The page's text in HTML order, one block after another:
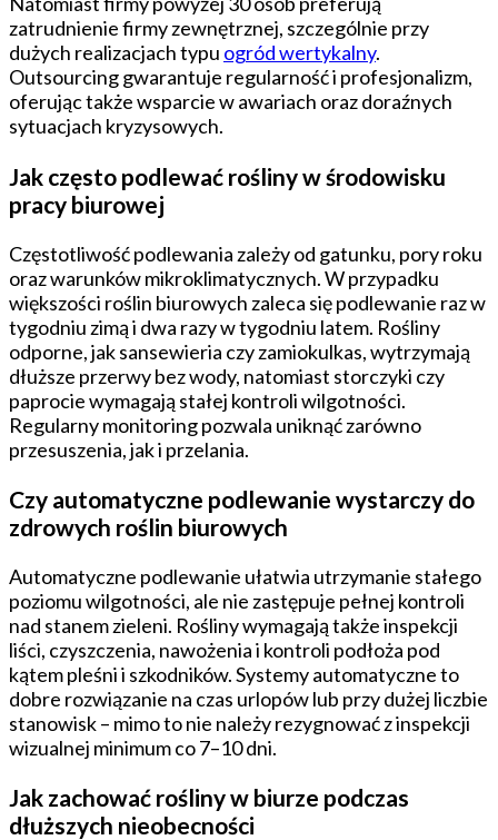
zatrudnienie firmy zewnętrznej, szczególnie przy
dużych realizacjach typu ogród wertykalny.
Outsourcing gwarantuje regularność i profesjonalizm,
oferując także wsparcie w awariach oraz doraźnych
sytuacjach kryzysowych.
Jak często podlewać rośliny w środowisku
pracy biurowej
Częstotliwość podlewania zależy od gatunku, pory roku
oraz warunków mikroklimatycznych. W przypadku
większości roślin biurowych zaleca się podlewanie raz w
tygodniu zimą i dwa razy w tygodniu latem. Rośliny
odporne, jak sansewieria czy zamiokulkas, wytrzymają
dłuższe przerwy bez wody, natomiast storczyki czy
paprocie wymagają stałej kontroli wilgotności.
Regularny monitoring pozwala uniknąć zarówno
przesuszenia, jak i przelania.
Czy automatyczne podlewanie wystarczy do
zdrowych roślin biurowych
Automatyczne podlewanie ułatwia utrzymanie stałego
poziomu wilgotności, ale nie zastępuje pełnej kontroli
nad stanem zieleni. Rośliny wymagają także inspekcji
liści, czyszczenia, nawożenia i kontroli podłoża pod
kątem pleśni i szkodników. Systemy automatyczne to
dobre rozwiązanie na czas urlopów lub przy dużej liczbie
stanowisk – mimo to nie należy rezygnować z inspekcji
wizualnej minimum co 7–10 dni.
Jak zachować rośliny w biurze podczas
dłuższych nieobecności